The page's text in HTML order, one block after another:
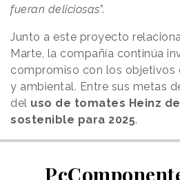
fueran deliciosas”.
Junto a este proyecto
Marte, la compañía continúa
compromiso con los objetivos
y ambiental. Entre sus metas
del uso de tomates Heinz
sostenible para 2025.